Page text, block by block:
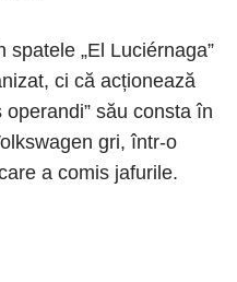
„El Luciérnaga”
ci că acționează
său consta în
gri, într-o
a comis jafurile.